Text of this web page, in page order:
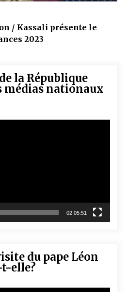
/ Kassali présente le
2023
la République
médias nationaux
02:05:51
du pape Léon
elle?